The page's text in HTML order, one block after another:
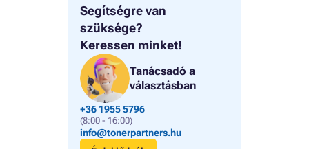
Segítségre van
szüksége?
Keressen minket!
Tanácsadó a
választásban
+36 1955 5796
(8:00 - 16:00)
info@tonerpartners.hu